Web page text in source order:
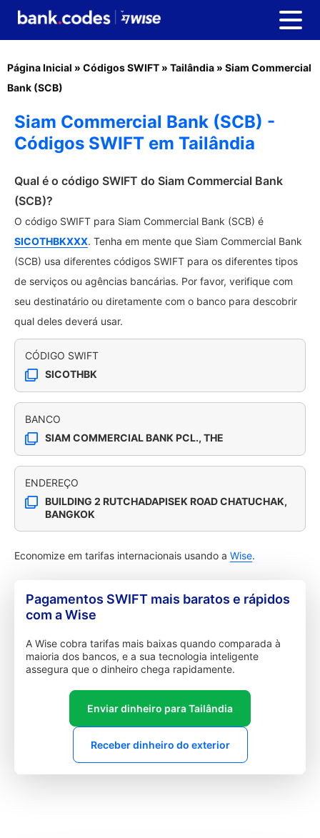
Página Inicial » Códigos SWIFT » Tailândia » Siam Commercial
Bank (SCB)
Siam Commercial Bank (SCB) -
Códigos SWIFT em Tailândia
Qual é o código SWIFT do Siam Commercial Bank
(SCB)?
O código SWIFT para Siam Commercial Bank (SCB) é
SICOTHBKXXX. Tenha em mente que Siam Commercial Bank
(SCB) usa diferentes códigos SWIFT para os diferentes tipos
de serviços ou agências bancárias. Por favor, verifique com
seu destinatário ou diretamente com o banco para descobrir
qual deles deverá usar.
CÓDIGO SWIFT
SICOTHBK
BANCO
SIAM COMMERCIAL BANK PCL., THE
ENDEREÇO
BUILDING 2 RUTCHADAPISEK ROAD CHATUCHAK,
BANGKOK
Economize em tarifas internacionais usando a Wise.
Pagamentos SWIFT mais baratos e rápidos
com a Wise
A Wise cobra tarifas mais baixas quando comparada à
maioria dos bancos, e a sua tecnologia inteligente
assegura que o dinheiro chega rapidamente.
Enviar dinheiro para Tailândia
Receber dinheiro do exterior